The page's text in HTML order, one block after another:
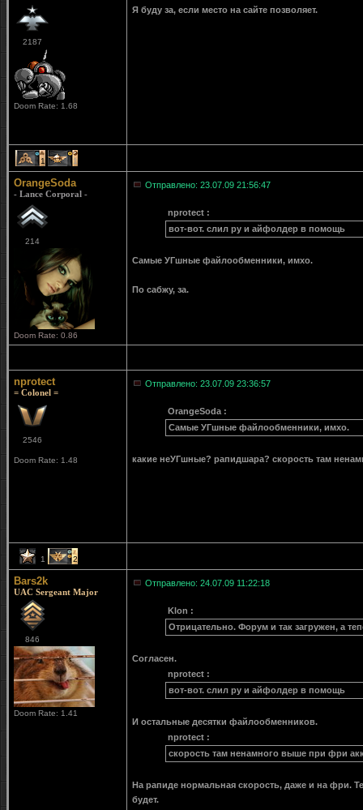
2187
Doom Rate: 1.68
Я буду за, если место на сайте позволяет.
1 1
OrangeSoda
- Lance Corporal -
214
Doom Rate: 0.86
Отправлено: 23.07.09 21:56:47
nprotect :
вот-вот. слил ру и айфолдер в помощь
Самые УГшные файлообменники, имхо.
По сабжу, за.
nprotect
= Colonel =
2546
Doom Rate: 1.48
Отправлено: 23.07.09 23:36:57
OrangeSoda :
Самые УГшные файлообменники, имхо.
какие неУГшные? рапидшара? скорость там
1 2
Bars2k
UAC Sergeant Major
846
Doom Rate: 1.41
Отправлено: 24.07.09 11:22:18
Klon :
Отрицательно. Форум и так загружен, а
Согласен.
nprotect :
вот-вот. слил ру и айфолдер в помощь
И остальные десятки файлообменников.
nprotect :
скорость там ненамного выше при фри
На рапиде нормальная скорость, даже и на фри.
будет.